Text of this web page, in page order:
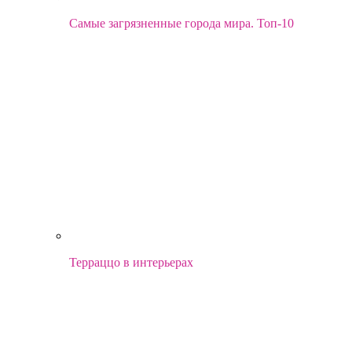
Самые загрязненные города мира. Топ-10
Терраццо в интерьерах